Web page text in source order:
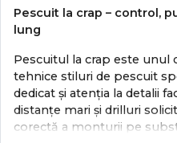
Pescuit la crap – control,
lung
Pescuitul la crap este unul
tehnice stiluri de pescuit
dedicat și atenția la detalii
distanțe mari și drilluri
corectă a monturii pe